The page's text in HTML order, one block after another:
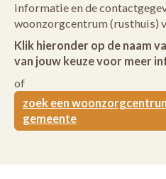
informatie en de
woonzorgcentrum (rusthuis)
Klik hieronder op de naam
van jouw keuze voor meer
of
zoek een
gemeente